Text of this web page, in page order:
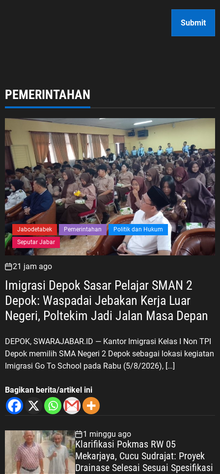
PEMERINTAHAN
Jabodetabek Pemerintahan
Politik dan Hukum
Seputar Jabar
21 jam ago
Imigrasi Depok Sasar Pelajar SMAN 2
Depok: Waspadai Jebakan Kerja Luar
DEPOK, SWARAJABAR.ID — Kantor Imigrasi Kelas I Non TPI
Depok memilih SMA Negeri 2 Depok sebagai lokasi kegiatan
Imigrasi Go To School pada Rabu (5/8/2026), […]
Bagikan berita/artikel ini
1 minggu ago
Klarifikasi Pokmas RW 05
Mekarjaya, Cucu Sudrajat: Proyek
Drainase Selesai Sesuai Spesifikasi